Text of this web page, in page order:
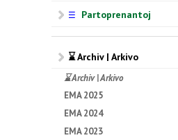
☰ Partoprenantoj
⌛ Archiv | Arkivo
⌛ Archiv | Arkivo
EMA 2025
EMA 2024
EMA 2023